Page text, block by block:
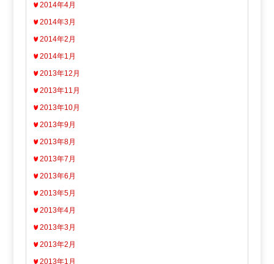
2014年4月
2014年3月
2014年2月
2014年1月
2013年12月
2013年11月
2013年10月
2013年9月
2013年8月
2013年7月
2013年6月
2013年5月
2013年4月
2013年3月
2013年2月
2013年1月